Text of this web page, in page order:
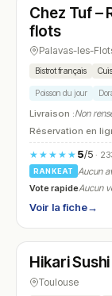
N° 9
Chez Tuf –
flots
Palavas-les-
Bistrot français
Poisson du jour
Livraison :Non
Réservation en
★★★★★ 5/5·
RANKEAT
Aucun
Vote rapideAucun
Voir la fiche→
N° 10
Hikari Sushi
Toulouse